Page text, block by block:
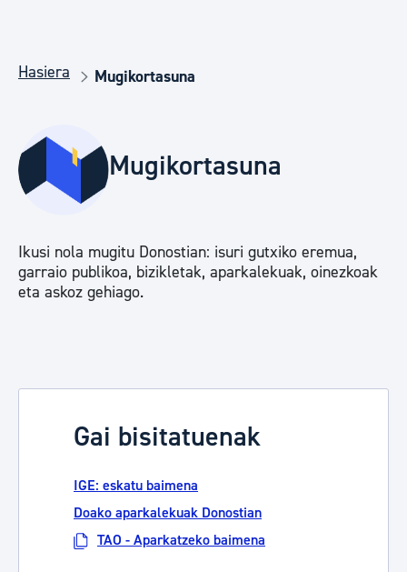
Hasiera Mugikortasuna
Mugikortasuna
Ikusi nola mugitu Donostian: isuri gutxiko eremua,
garraio publikoa, bizikletak, aparkalekuak, oinezkoak
eta askoz gehiago.
Gai bisitatuenak
IGE: eskatu baimena
Doako aparkalekuak Donostian
TAO - Aparkatzeko baimena